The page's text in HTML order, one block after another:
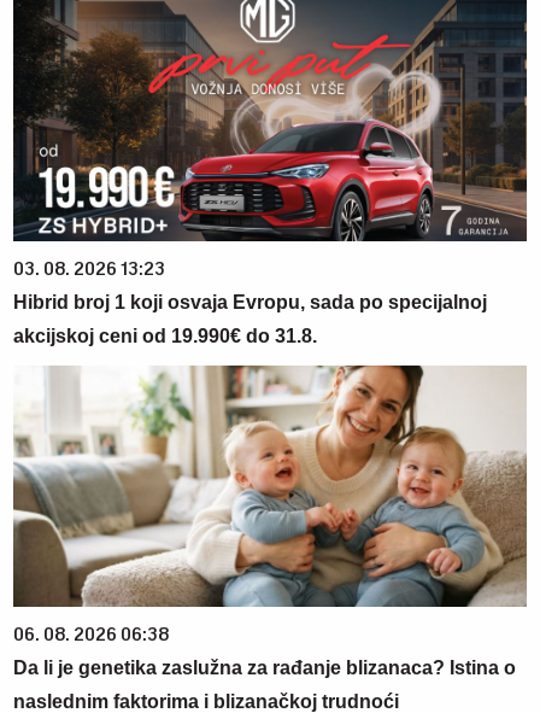
03. 08. 2026 13:23
Hibrid broj 1 koji osvaja Evropu, sada po specijalnoj
akcijskoj ceni od 19.990€ do 31.8.
06. 08. 2026 06:38
Da li je genetika zaslužna za rađanje blizanaca? Istina o
naslednim faktorima i blizanačkoj trudnoći